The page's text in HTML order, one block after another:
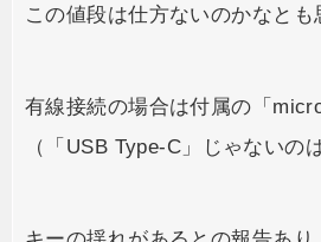
この値段は仕方ないのかなとも
有線接続の場合は付属の「
（「USB Type-C」じゃないの